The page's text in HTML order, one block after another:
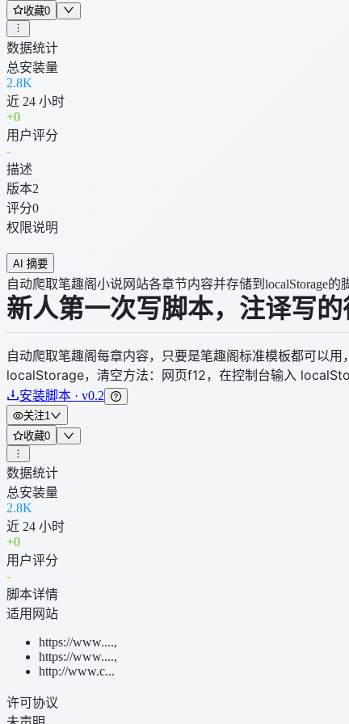
收藏0
数据统计
总安装量
2.8K
近 24 小时
+0
用户评分
-
描述
版本2
评分0
权限说明
AI 摘要
自动爬取笔趣阁小说网站各章节内容并存储到localStorage的
新人第一次写脚本，注译写
自动爬取笔趣阁每章内容，只要是笔趣阁标准模板都可以
localStorage，清空方法：网页f12，在控制台输入
安装脚本 · v0.2
关注1
收藏0
数据统计
总安装量
2.8K
近 24 小时
+0
用户评分
-
脚本详情
适用网站
https://www....,
https://www....,
http://www.c...
许可协议